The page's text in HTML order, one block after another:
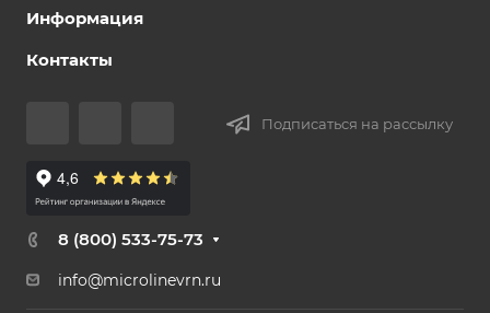
Информация
Контакты
Подписаться на рассылку
8 (800) 533-75-73
info@microlinevrn.ru